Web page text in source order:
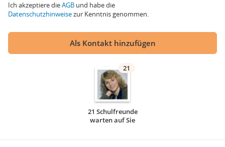
Ich akzeptiere dieAGB und habe die
Datenschutzhinweisezur Kenntnis genommen.
Als Kontakt hinzufügen
21
21 Schulfreunde
warten auf Sie